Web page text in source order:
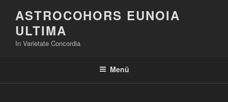
Inhalt
springen
ASTROCOHORS EUNOIA
ULTIMA
In Varietate Concordia
Menü